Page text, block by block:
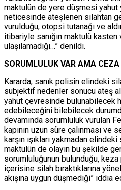
maktulün de yere düşmesi yahut
neticesinde ateşlenen silahtan
vurulduğu, otopsi tutanağı ve
itibariyle sanığın maktulü
ulaşılamadığı…” denildi.
SORUMLULUK VAR AMA CEZA
Kararda, sanık polisin elindeki
subjektif nedenler sonucu ateş
yahut çevresinde bulunabilecek
edebileceğini bilebilecek
devamında sorumluluk vurulan
kapının uzun süre çalınması ve
karşın ışıkları yakmadan
maktulün de olayın bu şekilde
sorumluluğunun bulunduğu,
içerisine silah bıraktıklarına
akışına uygun düşmediği” iddia